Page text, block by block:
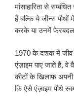
मांसाहारिता से
हैं बल्कि ये जीन्स
करके या उनमें
1970 के दशक में जीव
एंज़ाइम पाए जाते हैं,
कीटों के खिलाफ अपनी
कि ऐसे एंज़ाइम पौधे